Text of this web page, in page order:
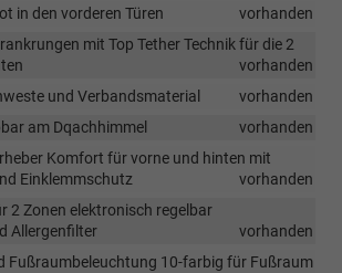
in den vorderen Türen
vorhanden
mit Top Tether Technik für die 2
vorhanden
und Verbandsmaterial
vorhanden
am Dqachhimmel
vorhanden
Komfort für vorne und hinten mit
Einklemmschutz
vorhanden
2 Zonen elektronisch regelbar
Allergenfilter
vorhanden
Fußraumbeleuchtung 10-farbig für Fußraum